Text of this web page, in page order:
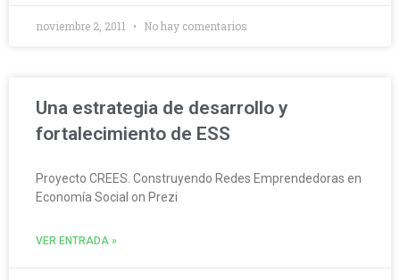
noviembre 2, 2011 No hay comentarios
Una estrategia de desarrollo y
fortalecimiento de ESS
Proyecto CREES. Construyendo Redes Emprendedoras en
Economía Social on Prezi
VER ENTRADA »